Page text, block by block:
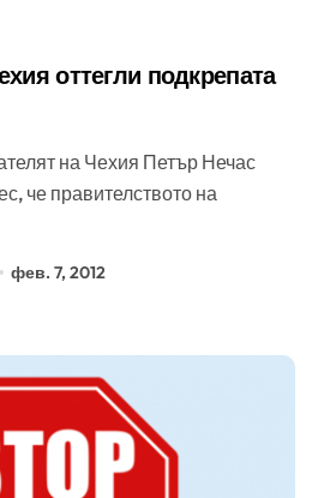
оттегли подкрепата
че правителството на
фев. 7, 2012